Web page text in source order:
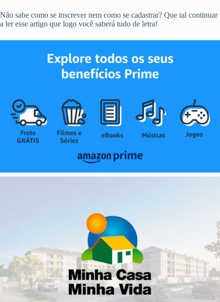
Não sabe como se inscrever nem como se cadastrar? Que tal continuar
a ler esse artigo que logo você saberá tudo de letra!